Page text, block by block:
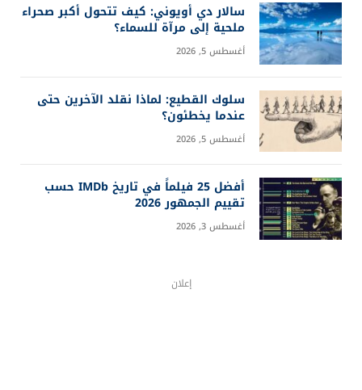
سالار دي أويوني: كيف تتحول أكبر صحراء
ملحية إلى مرآة للسماء؟
أغسطس 5, 2026
سلوك القطيع: لماذا نقلد الآخرين حتى
عندما يخطئون؟
أغسطس 5, 2026
أفضل 25 فيلماً في تاريخ IMDb حسب
تقييم الجمهور 2026
أغسطس 3, 2026
إعلان